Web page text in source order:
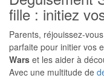
fille : initiez
Parents, réjouissez-
parfaite pour initier vos
Wars et les aider à
Avec une multitude de